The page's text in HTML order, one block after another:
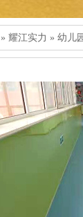
» 耀江实力 » 幼儿